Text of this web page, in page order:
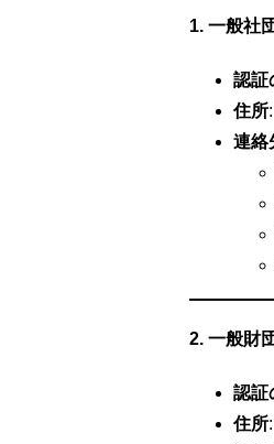
1. 一般社
認証
住所
連絡
2. 一般財
認証
住所